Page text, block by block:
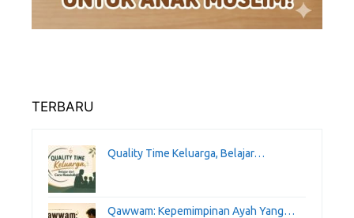
TERBARU
Quality Time Keluarga, Belajar…
Qawwam: Kepemimpinan Ayah Yang…